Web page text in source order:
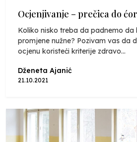
Ocjenjivanje – prečica do
Koliko nisko treba da padnemo da
promjene nužne? Pozivam vas da
ocjenu koristeći kriterije zdravo...
Dženeta Ajanić
21.10.2021